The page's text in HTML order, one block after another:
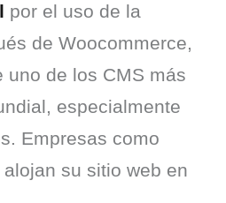
por el uso de la
de Woocommerce,
uno de los CMS más
especialmente
alojan su sitio web en